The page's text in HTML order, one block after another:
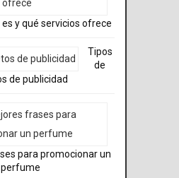
es y qué servicios ofrece
Tipos
de
de publicidad
para promocionar un
perfume